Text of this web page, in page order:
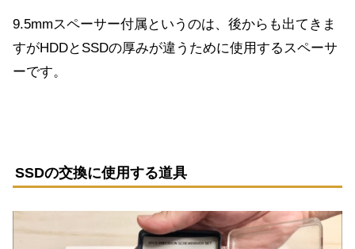
9.5mmスペーサー付属というのは、後からも出てきま
すがHDDとSSDの厚みが違うために使用するスペーサ
ーです。
SSDの交換に使用する道具